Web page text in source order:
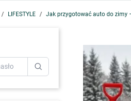
LIFESTYLE Jak przygotować auto do zimy